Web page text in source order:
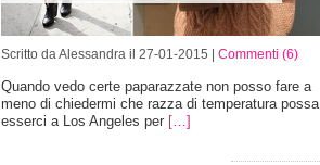
Scritto da Alessandra il 27-01-2015 | Commenti (6)
Quando vedo certe paparazzate non posso fare a
meno di chiedermi che razza di temperatura possa
esserci a Los Angeles per […]